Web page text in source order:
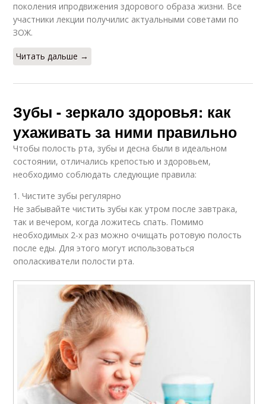
поколения ипродвижения здорового образа жизни. Все
участники лекции получилис актуальными советами по
ЗОЖ.
Читать дальше →
Зубы - зеркало здоровья: как
ухаживать за ними правильно
Чтобы полость рта, зубы и десна были в идеальном
состоянии, отличались крепостью и здоровьем,
необходимо соблюдать следующие правила:
1. Чистите зубы регулярно
Не забывайте чистить зубы как утром после завтрака,
так и вечером, когда ложитесь спать. Помимо
необходимых 2-х раз можно очищать ротовую полость
после еды. Для этого могут использоваться
ополаскиватели полости рта.